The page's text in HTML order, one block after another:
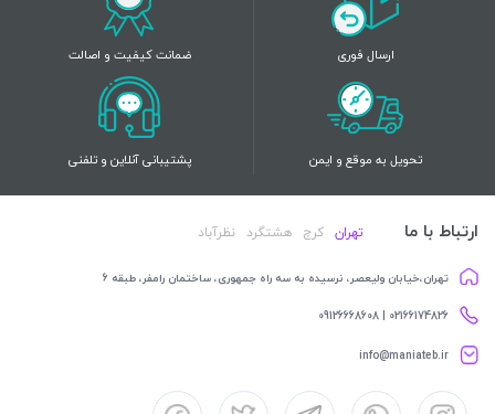
ارسال فوری ضمانت کیفیت و اصالت
تحویل به موقع و ایمن پشتیبانی آنلاین و تلفنی
ارتباط با ما تهران کرج هشتگرد نظرآباد
تهران،خیابان ولیعصر، نرسیده به سه راه جمهوری، ساختمان رامفر، طبقه 6
02166174826 | 09126668608
info@maniateb.ir